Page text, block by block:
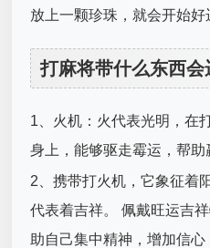
放上一颗珍珠，就会开始好
打麻将带什么东西会
1、火机：火代表光明，在
身上，能够驱走霉运，帮助
2、携带打火机，它象征着
代表着吉祥。 佩戴旺运吉
助自己集中精神，增加信